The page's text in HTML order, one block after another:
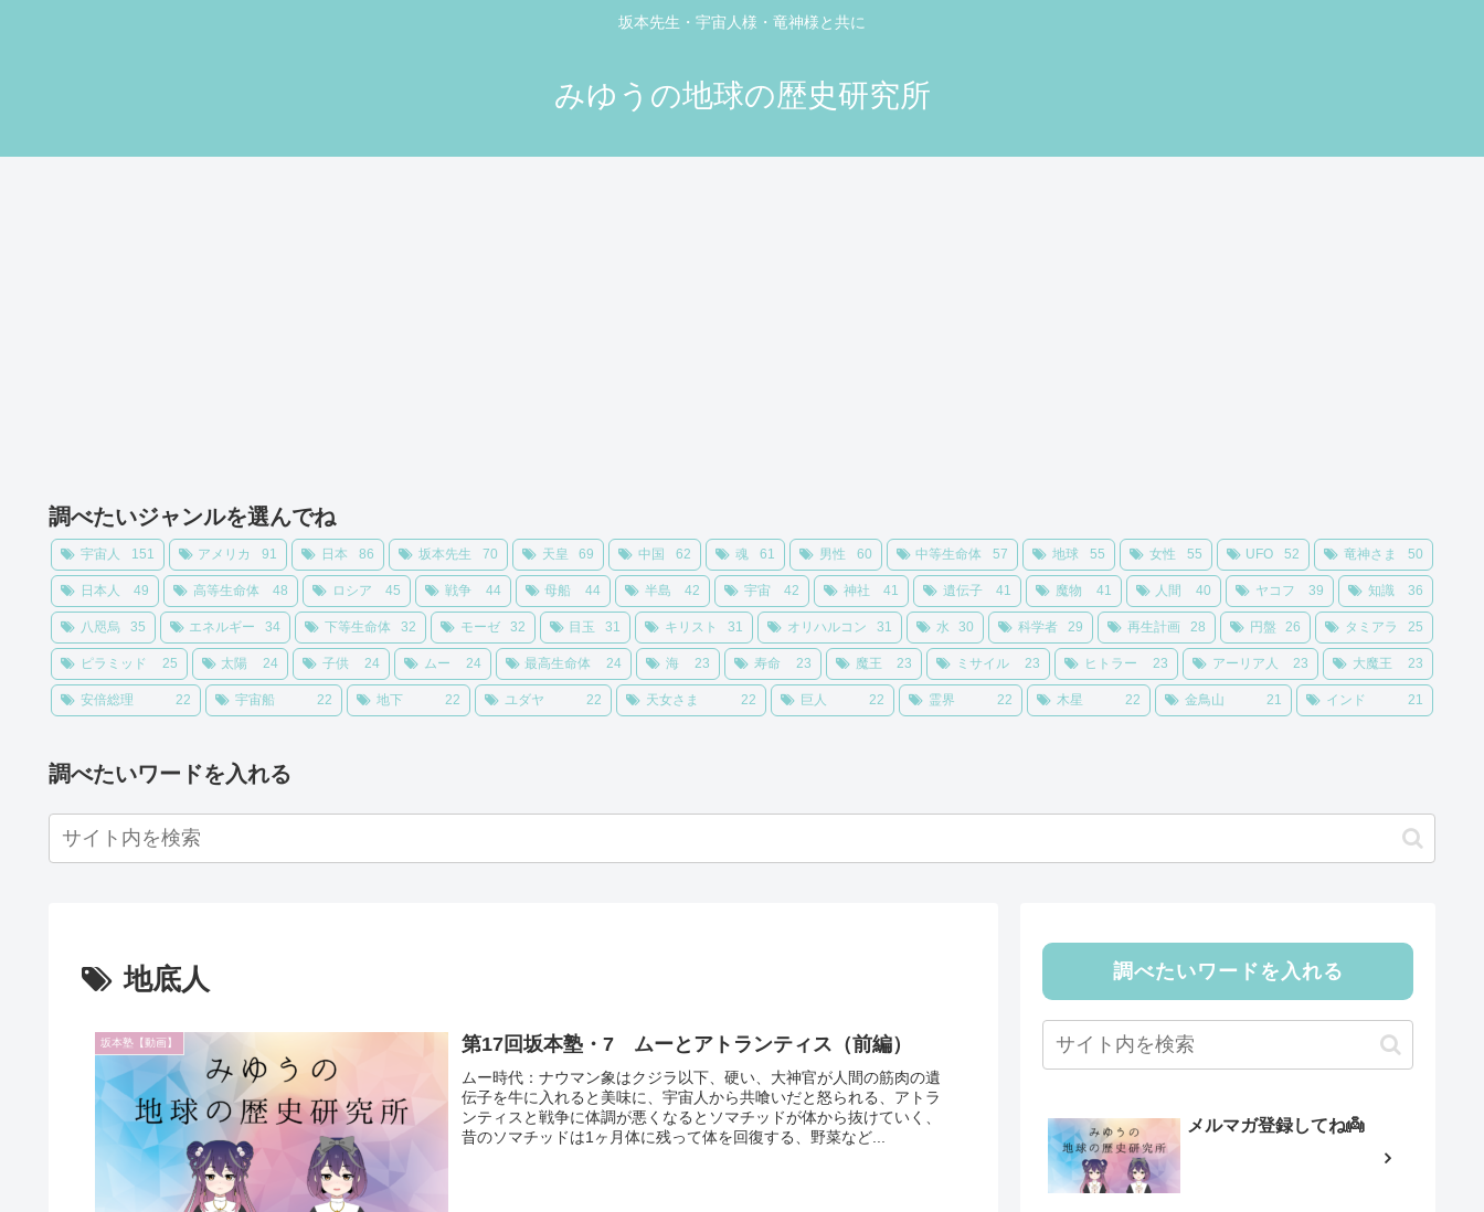
坂本先生・宇宙人様・竜神様と共に
みゆうの地球の歴史研究所
調べたいジャンルを選んでね
宇宙人 151 アメリカ 91 日本 86 坂本先生 70 天皇 69 中国 62 魂 61 男性 60 中等生命体 57 地球 55 女性 55 UFO 52 竜神さま 50
日本人 49 高等生命体 48 ロシア 45 戦争 44 母船 44 半島 42 宇宙 42 神社 41 遺伝子 41 魔物 41 人間 40 ヤコフ 39 知識 36
八咫烏 35 エネルギー 34 下等生命体 32 モーゼ 32 目玉 31 キリスト 31 オリハルコン 31 水 30 科学者 29 再生計画 28 円盤 26 タミアラ 25
ピラミッド 25 太陽 24 子供 24 ムー 24 最高生命体 24 海 23 寿命 23 魔王 23 ミサイル 23 ヒトラー 23 アーリア人 23 大魔王 23
安倍総理 22 宇宙船 22 地下 22 ユダヤ 22 天女さま 22 巨人 22 霊界 22 木星 22 金鳥山 21 インド 21
調べたいワードを入れる
地底人
坂本塾【動画】 第17回坂本塾・7 ムーとアトランティス（前編）
ムー時代：ナウマン象はクジラ以下、硬い、大神官が人間の筋肉の遺
伝子を牛に入れると美味に、宇宙人から共喰いだと怒られる、アトラ
ンティスと戦争に体調が悪くなるとソマチッドが体から抜けていく、
昔のソマチッドは1ヶ月体に残って体を回復する、野菜など...
調べたいワードを入れる
メルマガ登録してね👼